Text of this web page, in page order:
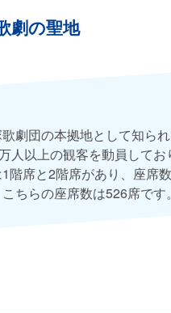
劇の聖地
劇団の本拠地として知ら
人以上の観客を動員してお
席と2階席があり、座席
ちらの座席数は526席です。